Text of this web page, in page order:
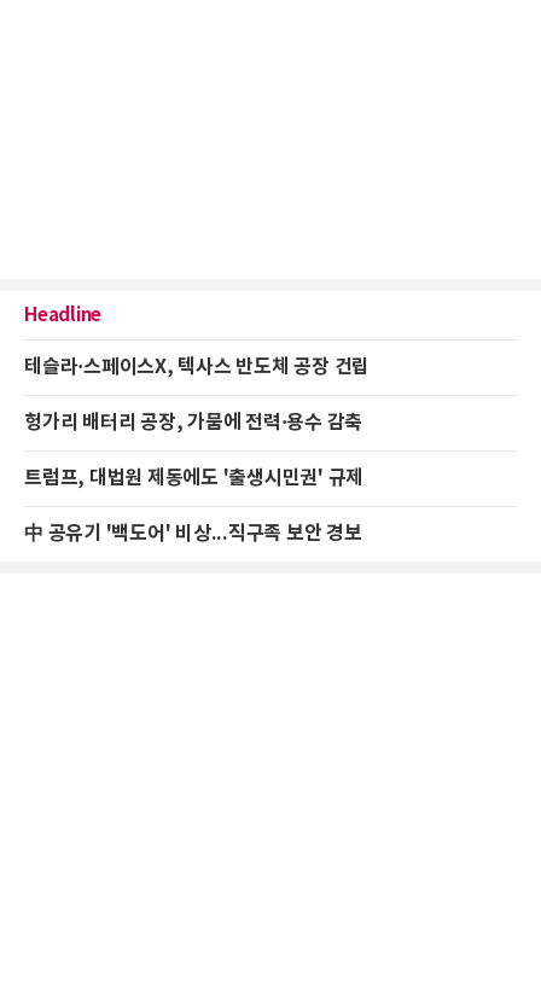
Headline
테슬라·스페이스X, 텍사스 반도체 공장 건립
헝가리 배터리 공장, 가뭄에 전력·용수 감축
트럼프, 대법원 제동에도 '출생시민권' 규제
中 공유기 '백도어' 비상...직구족 보안 경보